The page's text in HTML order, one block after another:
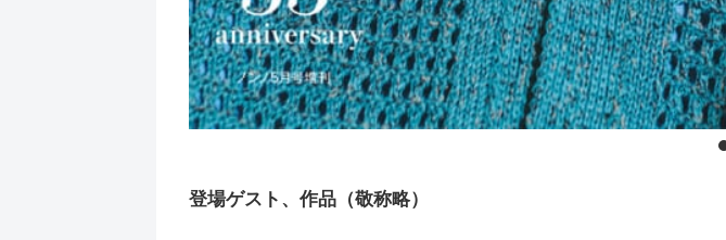
登場ゲスト、作品（敬称略）